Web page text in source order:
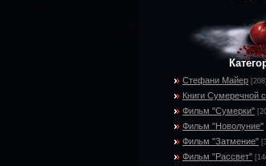
Стефани Майер [208]
Книги Сумеречной
Фильм "Сумерки"
Фильм "Новолуние"
Фильм "Затмение"
Фильм "Рассвет"